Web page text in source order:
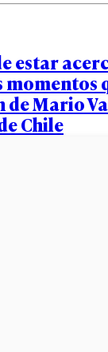
estar
momentos
Mario
Chile